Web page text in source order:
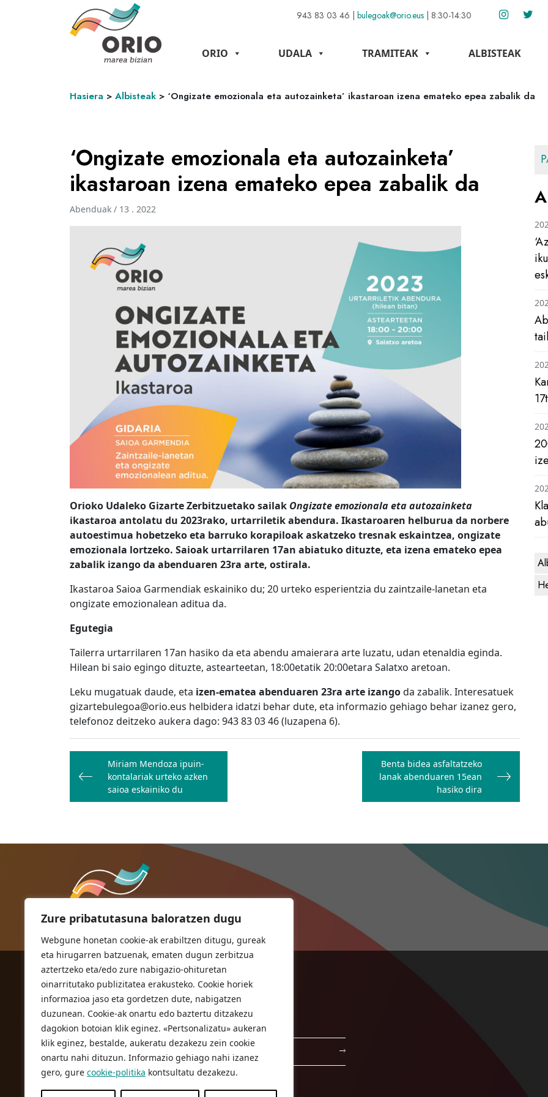
Zure pribatutasuna baloratzen dugu
Webgune honetan cookie-ak erabiltzen ditugu, gureak
eta hirugarren batzuenak, ematen dugun zerbitzua
aztertzeko eta/edo zure nabigazio-ohituretan
oinarritutako publizitatea erakusteko. Cookie horiek
informazioa jaso eta gordetzen dute, nabigatzen
duzunean. Cookie-ak onartu edo baztertu ditzakezu
dagokion botoian klik eginez. «Pertsonalizatu» aukeran
klik eginez, bestalde, aukeratu dezakezu zein cookie
onartu nahi dituzun. Informazio gehiago nahi izanez
gero, gure cookie-politika kontsultatu dezakezu.
943 83 03 46 | bulegoak@orio.eus | 8:30-14:30
ORIO UDALA TRAMITEAK ALBISTEAK
Hasiera > Albisteak > ‘Ongizate emozionala eta autozainketa’ ikastaroan izena emateko epea zabalik da
‘Ongizate emozionala eta autozainketa’
ikastaroan izena emateko epea zabalik da
Abenduak / 13 . 2022
Orioko Udaleko Gizarte Zerbitzuetako sailak Ongizate emozionala eta autozainketa
ikastaroa antolatu du 2023rako, urtarriletik abendura. Ikastaroaren helburua da norbere
autoestimua hobetzeko eta barruko korapiloak askatzeko tresnak eskaintzea, ongizate
emozionala lortzeko. Saioak urtarrilaren 17an abiatuko dituzte, eta izena emateko epea
zabalik izango da abenduaren 23ra arte, ostirala.
Ikastaroa Saioa Garmendiak eskainiko du; 20 urteko esperientzia du zaintzaile-lanetan eta
ongizate emozionalean aditua da.
Egutegia
Tailerra urtarrilaren 17an hasiko da eta abendu amaierara arte luzatu, udan etenaldia eginda.
Hilean bi saio egingo dituzte, astearteetan, 18:00etatik 20:00etara Salatxo aretoan.
Leku mugatuak daude, eta izen-ematea abenduaren 23ra arte izangoda zabalik. Interesatuek
gizartebulegoa@orio.eus helbidera idatzi behar dute, eta informazio gehiago behar izanez gero,
telefonoz deitzeko aukera dago: 943 83 03 46 (luzapena 6).
Bidalketetan
zehar
nabigatu
Miriam Mendoza ipuin-
kontalariak urteko azken
saioa eskainiko du
Benta bidea asfaltatzeko
lanak abenduaren 15ean
hasiko dira
ORIOKO UDALA
Herriko plaza,1
20810 Orio (Gipuzkoa)
T. 943 83 03 46
bulegoak@orio.eus